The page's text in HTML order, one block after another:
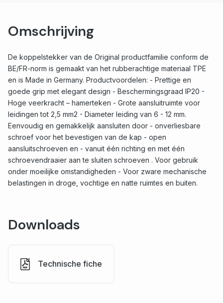
Omschrijving
De koppelstekker van de Original productfamilie conform de
BE/FR-norm is gemaakt van het rubberachtige materiaal TPE
en is Made in Germany. Productvoordelen: - Prettige en
goede grip met elegant design - Beschermingsgraad IP20 -
Hoge veerkracht – hamerteken - Grote aansluitruimte voor
leidingen tot 2,5 mm2 - Diameter leiding van 6 - 12 mm.
Eenvoudig en gemakkelijk aansluiten door - onverliesbare
schroef voor het bevestigen van de kap - open
aansluitschroeven en - vanuit één richting en met één
schroevendraaier aan te sluiten schroeven . Voor gebruik
onder moeilijke omstandigheden - Voor zware mechanische
belastingen in droge, vochtige en natte ruimtes en buiten.
Downloads
Technische fiche